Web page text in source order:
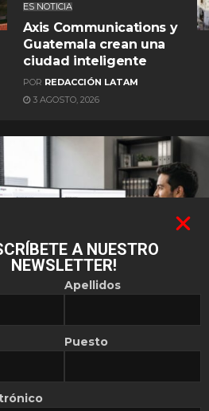
ES NOTICIA
Axis Communications y
Guatemala crean una
ciudad inteligente
POR REDACCIÓN LATAM
3 AGOSTO, 2026
ES NOTICIA
Automatización de las
REDACCIÓN LATAM
A NUESTRO
NEWSLETTER!
Apellidos
Puesto